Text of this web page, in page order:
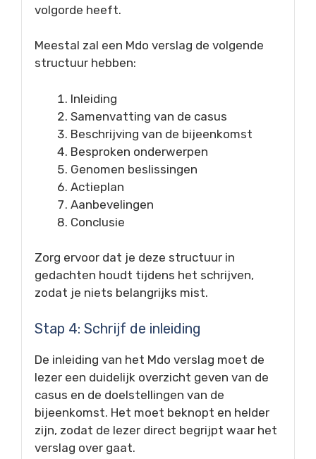
volgorde heeft.
Meestal zal een Mdo verslag de volgende
structuur hebben:
Inleiding
Samenvatting van de casus
Beschrijving van de bijeenkomst
Besproken onderwerpen
Genomen beslissingen
Actieplan
Aanbevelingen
Conclusie
Zorg ervoor dat je deze structuur in
gedachten houdt tijdens het schrijven,
zodat je niets belangrijks mist.
Stap 4: Schrijf de inleiding
De inleiding van het Mdo verslag moet de
lezer een duidelijk overzicht geven van de
casus en de doelstellingen van de
bijeenkomst. Het moet beknopt en helder
zijn, zodat de lezer direct begrijpt waar het
verslag over gaat.